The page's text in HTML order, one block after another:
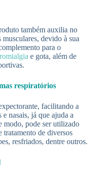
também auxilia no
devido à sua
para o
e gota, além de
respiratórios
facilitando a
nasais, já que ajuda a
modo, pode ser utilizado
tratamento de diversos
resfriados, dentre outros.